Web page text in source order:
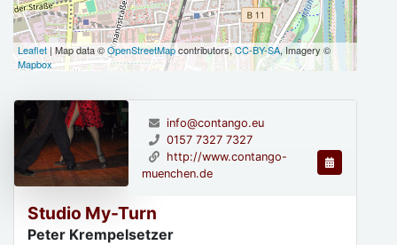
Leaflet | Map data ©OpenStreetMapcontributors,CC-BY-SA, Imagery ©
Mapbox
Studio My-Turn
Peter Krempelsetzer
info@contango.eu
0157 7327 7327
http://www.contango-
muenchen.de